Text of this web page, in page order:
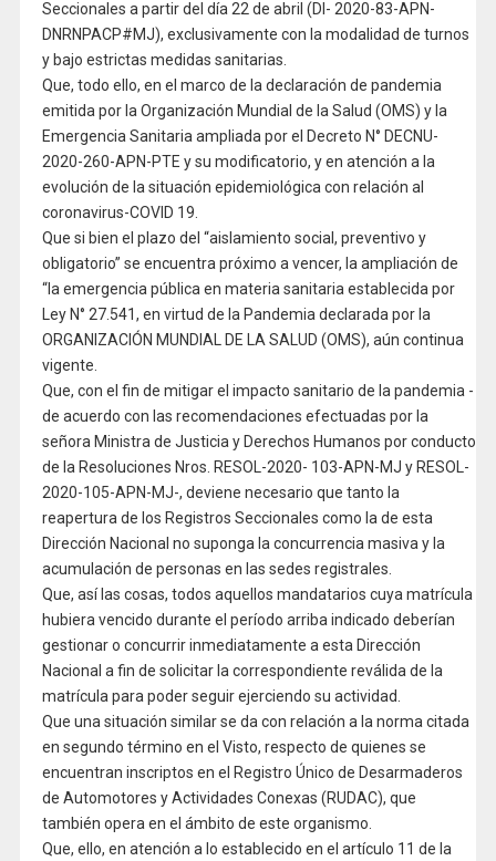
Seccionales a partir del día 22 de abril (DI- 2020-83-APN-
DNRNPACP#MJ), exclusivamente con la modalidad de turnos
y bajo estrictas medidas sanitarias.
Que, todo ello, en el marco de la declaración de pandemia
emitida por la Organización Mundial de la Salud (OMS) y la
Emergencia Sanitaria ampliada por el Decreto N° DECNU-
2020-260-APN-PTE y su modificatorio, y en atención a la
evolución de la situación epidemiológica con relación al
coronavirus-COVID 19.
Que si bien el plazo del “aislamiento social, preventivo y
obligatorio” se encuentra próximo a vencer, la ampliación de
“la emergencia pública en materia sanitaria establecida por
Ley N° 27.541, en virtud de la Pandemia declarada por la
ORGANIZACIÓN MUNDIAL DE LA SALUD (OMS), aún continua
vigente.
Que, con el fin de mitigar el impacto sanitario de la pandemia -
de acuerdo con las recomendaciones efectuadas por la
señora Ministra de Justicia y Derechos Humanos por conducto
de la Resoluciones Nros. RESOL-2020- 103-APN-MJ y RESOL-
2020-105-APN-MJ-, deviene necesario que tanto la
reapertura de los Registros Seccionales como la de esta
Dirección Nacional no suponga la concurrencia masiva y la
acumulación de personas en las sedes registrales.
Que, así las cosas, todos aquellos mandatarios cuya matrícula
hubiera vencido durante el período arriba indicado deberían
gestionar o concurrir inmediatamente a esta Dirección
Nacional a fin de solicitar la correspondiente reválida de la
matrícula para poder seguir ejerciendo su actividad.
Que una situación similar se da con relación a la norma citada
en segundo término en el Visto, respecto de quienes se
encuentran inscriptos en el Registro Único de Desarmaderos
de Automotores y Actividades Conexas (RUDAC), que
también opera en el ámbito de este organismo.
Que, ello, en atención a lo establecido en el artículo 11 de la